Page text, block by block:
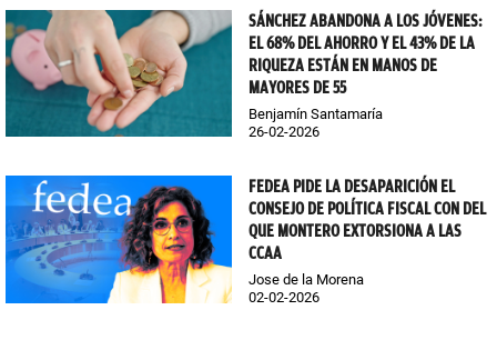
SÁNCHEZ ABANDONA A LOS JÓVENES:
EL 68% DEL AHORRO Y EL 43% DE LA
RIQUEZA ESTÁN EN MANOS DE
MAYORES DE 55
Benjamín Santamaría
26-02-2026
FEDEA PIDE LA DESAPARICIÓN EL
CONSEJO DE POLÍTICA FISCAL CON DEL
QUE MONTERO EXTORSIONA A LAS
CCAA
Jose de la Morena
02-02-2026